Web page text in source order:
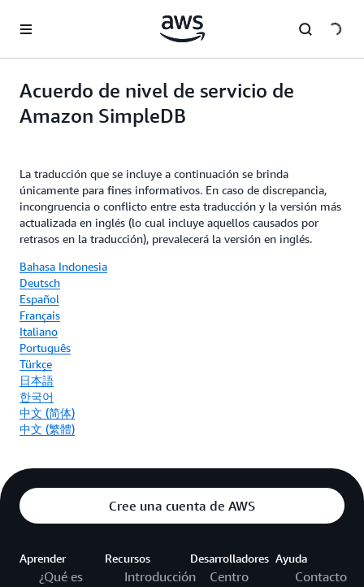
Acuerdo de nivel de servicio de
Amazon SimpleDB
La traducción que se incluye a continuación se brinda
únicamente para fines informativos. En caso de discrepancia,
incongruencia o conflicto entre esta traducción y la versión más
actualizada en inglés (lo cual incluye aquellos causados por
retrasos en la traducción), prevalecerá la versión en inglés.
Bahasa Indonesia
Deutsch
Español
Français
Italiano
Português
Türkçe
日本語
한국어
中文 (简体)
中文 (繁體)
Cree una cuenta de AWS
Aprender
¿Qué es
Recursos
Introducción
Desarrolladores
Centro
Ayuda
Contacto